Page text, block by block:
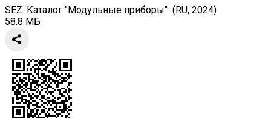
SEZ. Каталог "Модульные приборы" (RU, 2024)
58.8 МБ